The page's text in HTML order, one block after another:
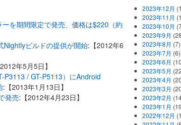
を期間限定で発売、価格は$220（約
ビルドの提供が開始:【2012年6
年5月5日】
P3113 / GT-P5113）にAndroid
:【2013年1月13日】
発売:【2012年4月23日】
2023年12月
2023年11月
2023年10月
2023年9月
2023年8月 (7)
2023年7月 (6)
2023年6月
2023年5月
2023年4月
2023年3月
2023年2月
2023年1月
2022年12月